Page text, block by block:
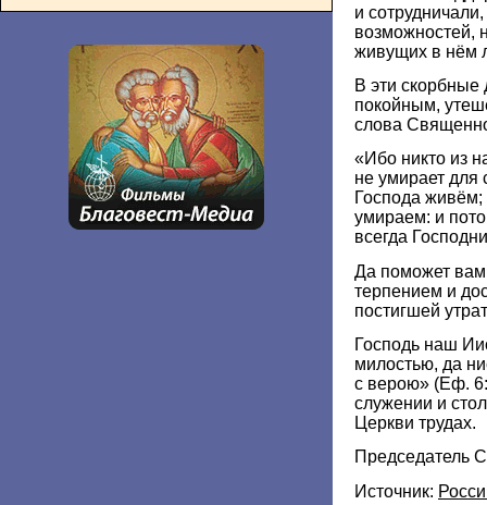
и
возможностей,
живущих в нём
В эти
покойным,
слова
«Ибо никто из
не умирает для
Господа
умираем: и
всегда
Да поможет вам
терпением и
постигшей
Господь наш
милостью, да
с верою» (Еф.
служении и
Церкви трудах.
Председатель
Источник: